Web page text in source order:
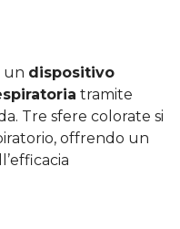
un dispositivo
tramite
Tre sfere colorate si
offrendo un